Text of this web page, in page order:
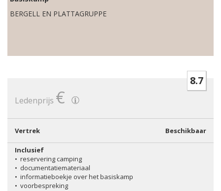
BERGELL EN PLATTAGRUPPE
8.7
Ledenprijs €
Vertrek Beschikbaar
Inclusief
• reservering camping
• documentatiemateriaal
• informatieboekje over het basiskamp
• voorbespreking